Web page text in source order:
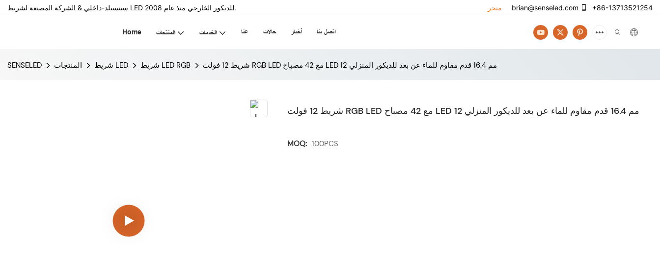
سينسيلد-داخلي & الشركة المصنعة لشريط LED للديكور الخارجي منذ عام 2008. brian@senseled.com +86-13713521254
Home المنتجات الخدمات عنا حالات أخبار اتصل بنا
SENSELED المنتجات شريط LED شريط LED RGB شريط 12 فولت RGB LED مع 42 مصباح LED 12 مم 16.4 قدم مقاوم للماء عن بعد للديكور المنزلي
شريط 12 فولت RGB LED مع 42 مصباح LED 12 مم 16.4 قدم مقاوم للماء عن بعد للديكور المنزلي
MOQ: 100PCS